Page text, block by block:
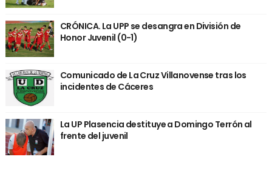
CRÓNICA. La UPP se desangra en División de
Honor Juvenil (0-1)
Comunicado de La Cruz Villanovense tras los
incidentes de Cáceres
La UP Plasencia destituye a Domingo Terrón al
frente del juvenil